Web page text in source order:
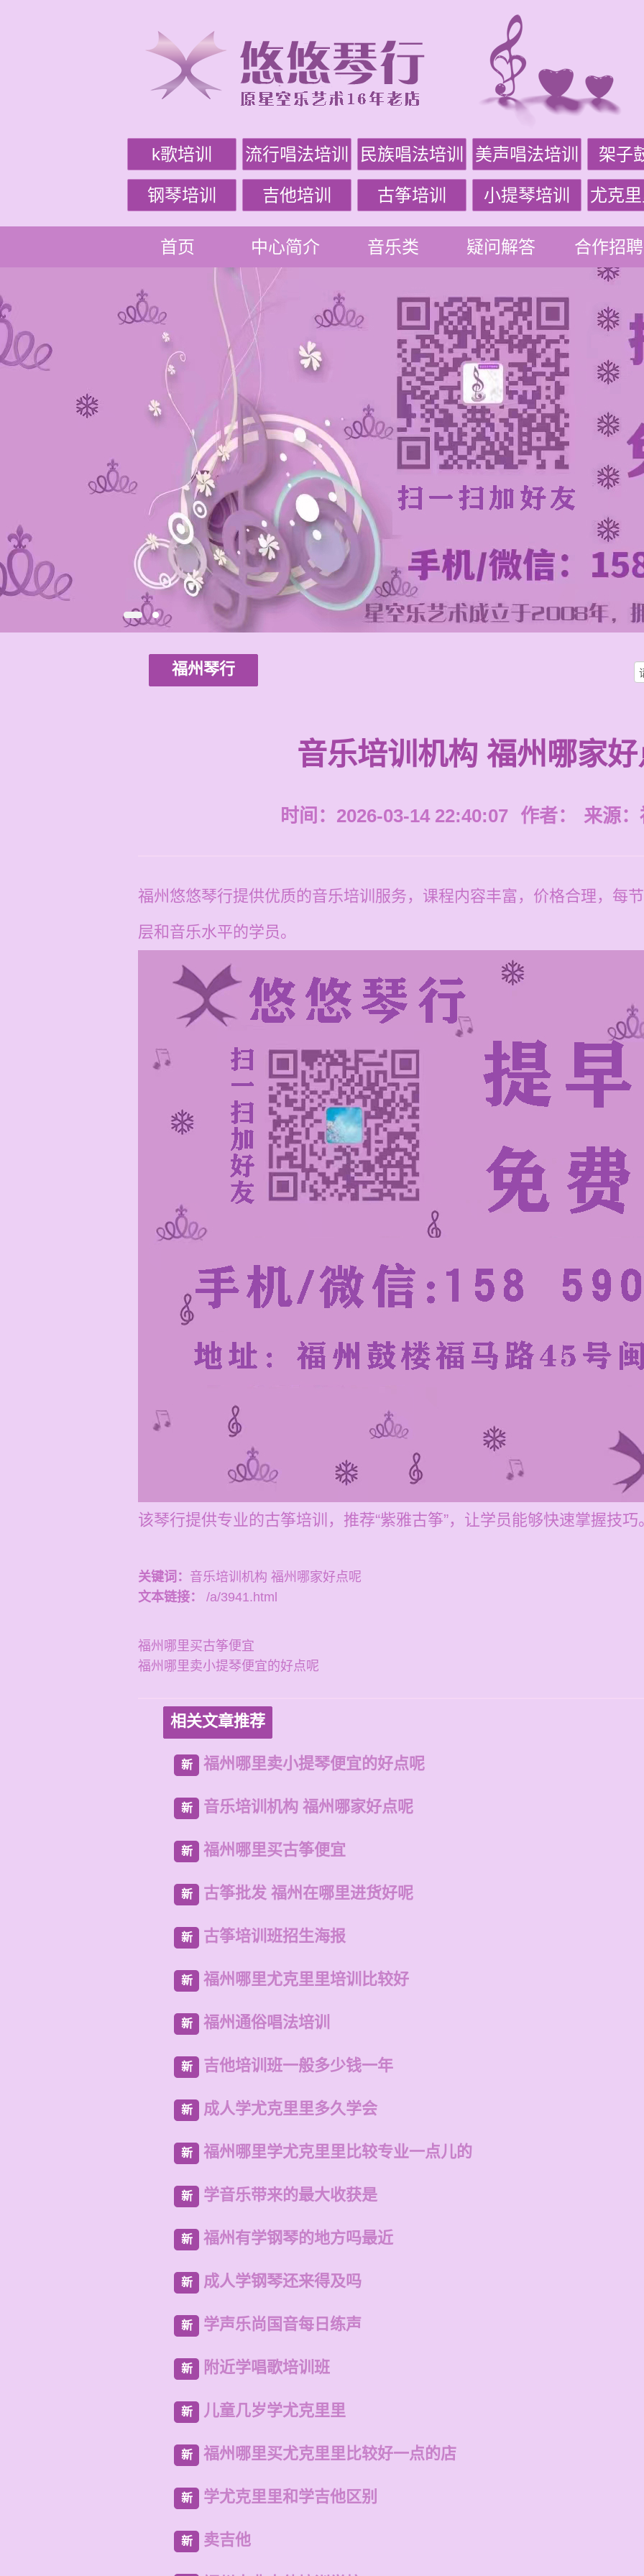
k歌培训 流行唱法培训 民族唱法培训 美声唱法培训 架子
钢琴培训 吉他培训 古筝培训 小提琴培训 尤克
首页 中心简介 音乐类 疑问解答 合作招聘
福州琴行
音乐培训机构 福州哪家
时间：2026-03-14 22:40:07 作者： 来源：
福州悠悠琴行提供优质的音乐培训服务，课程内容丰富，价格合理，每
层和音乐水平的学员。
该琴行提供专业的古筝培训，推荐“紫雅古筝”，让学员能够快速掌握技巧
关键词： 音乐培训机构 福州哪家好点呢
文本链接：
/a/3941.html
福州哪里买古筝便宜
福州哪里卖小提琴便宜的好点呢
相关文章推荐
新 福州哪里卖小提琴便宜的好点呢
新 音乐培训机构 福州哪家好点呢
新 福州哪里买古筝便宜
新 古筝批发 福州在哪里进货好呢
新 古筝培训班招生海报
新 福州哪里尤克里里培训比较好
新 福州通俗唱法培训
新 吉他培训班一般多少钱一年
新 成人学尤克里里多久学会
新 福州哪里学尤克里里比较专业一点儿的
新 学音乐带来的最大收获是
新 福州有学钢琴的地方吗最近
新 成人学钢琴还来得及吗
新 学声乐尚国音每日练声
新 附近学唱歌培训班
新 儿童几岁学尤克里里
新 福州哪里买尤克里里比较好一点的店
新 学尤克里里和学吉他区别
新 卖吉他